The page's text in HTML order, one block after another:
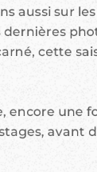
aussi sur
cette
encore une
avant